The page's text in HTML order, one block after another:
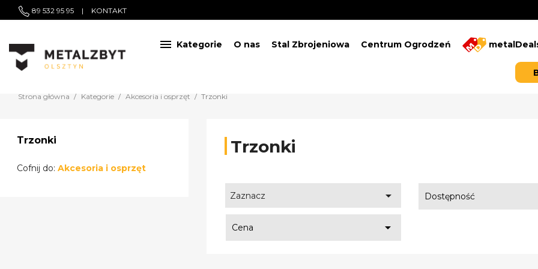
89 532 95 95 | KONTAKT
 Kategorie O nas Stal Zbrojeniowa Centrum Ogrodzeń
Strona główna Kategorie Akcesoria i osprzęt Trzonki
Trzonki
Cofnij do: Akcesoria i osprzęt
Trzonki
Zaznacz  Dostępność
Cena 